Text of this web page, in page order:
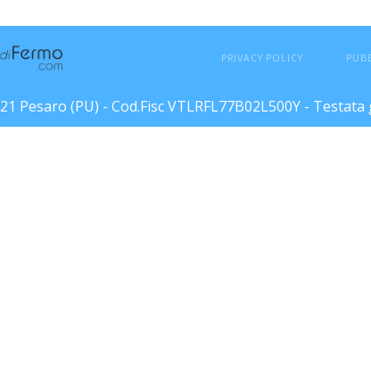
PRIVACY POLICY
Pesaro (PU) - Cod.Fisc VTLRFL77B02L500Y -